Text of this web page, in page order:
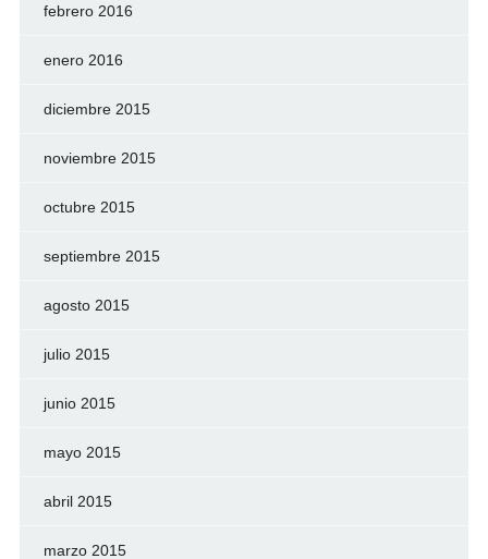
febrero 2016
enero 2016
diciembre 2015
noviembre 2015
octubre 2015
septiembre 2015
agosto 2015
julio 2015
junio 2015
mayo 2015
abril 2015
marzo 2015